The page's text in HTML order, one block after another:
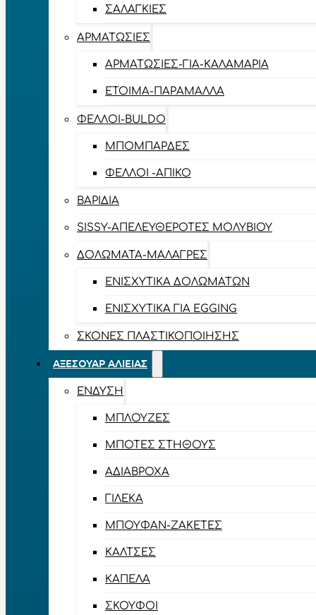
ΣΑΛΑΓΚΙΈΣ
ΑΡΜΑΤΩΣΙΈΣ
ΑΡΜΑΤΩΣΙΈΣ-ΓΙΑ-ΚΑΛΑΜΆΡΙΑ
ΈΤΟΙΜΑ-ΠΑΡΆΜΑΛΛΑ
ΦΕΛΛΟΊ-BULDO
ΜΠΟΜΠΆΡΔΕΣ
ΦΕΛΛΟΊ -ΑΠΊΚΟ
ΒΑΡΊΔΙΑ
SISSY-ΑΠΕΛΕΥΘΕΡΟΤΈΣ ΜΟΛΥΒΙΟΎ
ΔΟΛΏΜΑΤΑ-ΜΑΛΆΓΡΕΣ
ΕΝΙΣΧΥΤΙΚΆ ΔΟΛΩΜΆΤΩΝ
ΕΝΙΣΧΥΤΙΚΆ ΓΙΑ EGGING
ΣΚΌΝΕΣ ΠΛΑΣΤΙΚΟΠΟΊΗΣΗΣ
ΑΞΕΣΟΥΆΡ ΑΛΙΕΊΑΣ
ΈΝΔΥΣΗ
ΜΠΛΟΎΖΕΣ
ΜΠΌΤΕΣ ΣΤΉΘΟΥΣ
ΑΔΙΆΒΡΟΧΑ
ΓΙΛΈΚΑ
ΜΠΟΥΦΆΝ-ΖΑΚΈΤΕΣ
ΚΆΛΤΣΕΣ
ΚΑΠΈΛΑ
ΣΚΟΎΦΟΙ